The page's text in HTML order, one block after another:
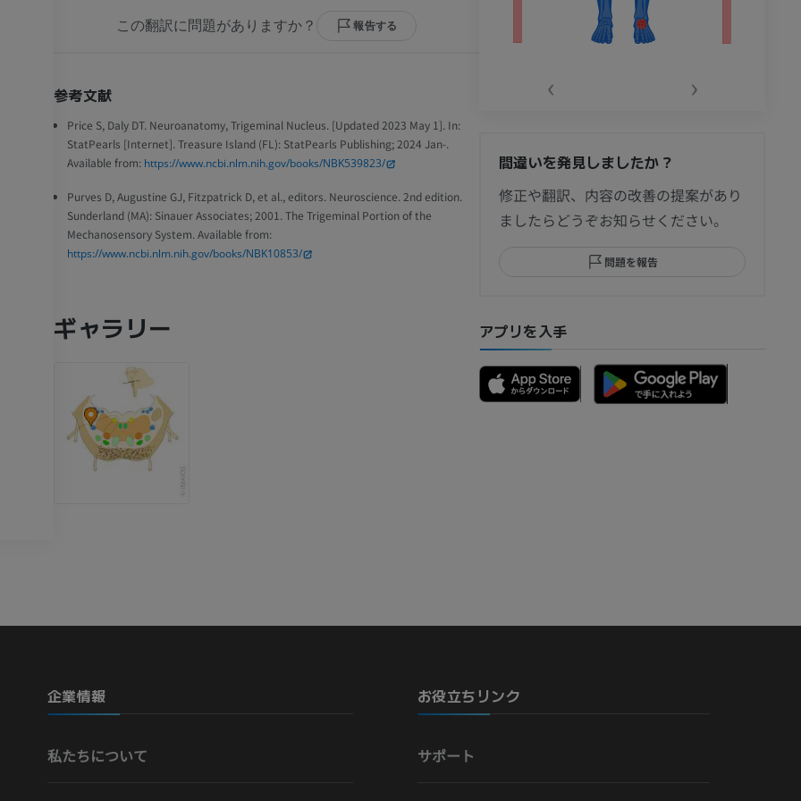
この翻訳に問題がありますか？ 報告する
参考文献
Price S, Daly DT. Neuroanatomy, Trigeminal Nucleus. [Updated 2023 May 1]. In:
StatPearls [Internet]. Treasure Island (FL): StatPearls Publishing; 2024 Jan-.
Available from: https://www.ncbi.nlm.nih.gov/books/NBK539823/
Purves D, Augustine GJ, Fitzpatrick D, et al., editors. Neuroscience. 2nd edition.
Sunderland (MA): Sinauer Associates; 2001. The Trigeminal Portion of the
Mechanosensory System. Available from:
https://www.ncbi.nlm.nih.gov/books/NBK10853/
ギャラリー
手部MRI
プレミアム
上肢X線
X線画像
プレミアム
プレミアム
上肢動脈造影
血管造影
無料
Visible Human Project
プレミアム
膝関節CT関節造影
CT関節造影
‹ ›
間違いを発見しましたか？
修正や翻訳、内容の改善の提案があり
ましたらどうぞお知らせください。
問題を報告
アプリを入手
企業情報
私たちについて
お役立ちリンク
サポート